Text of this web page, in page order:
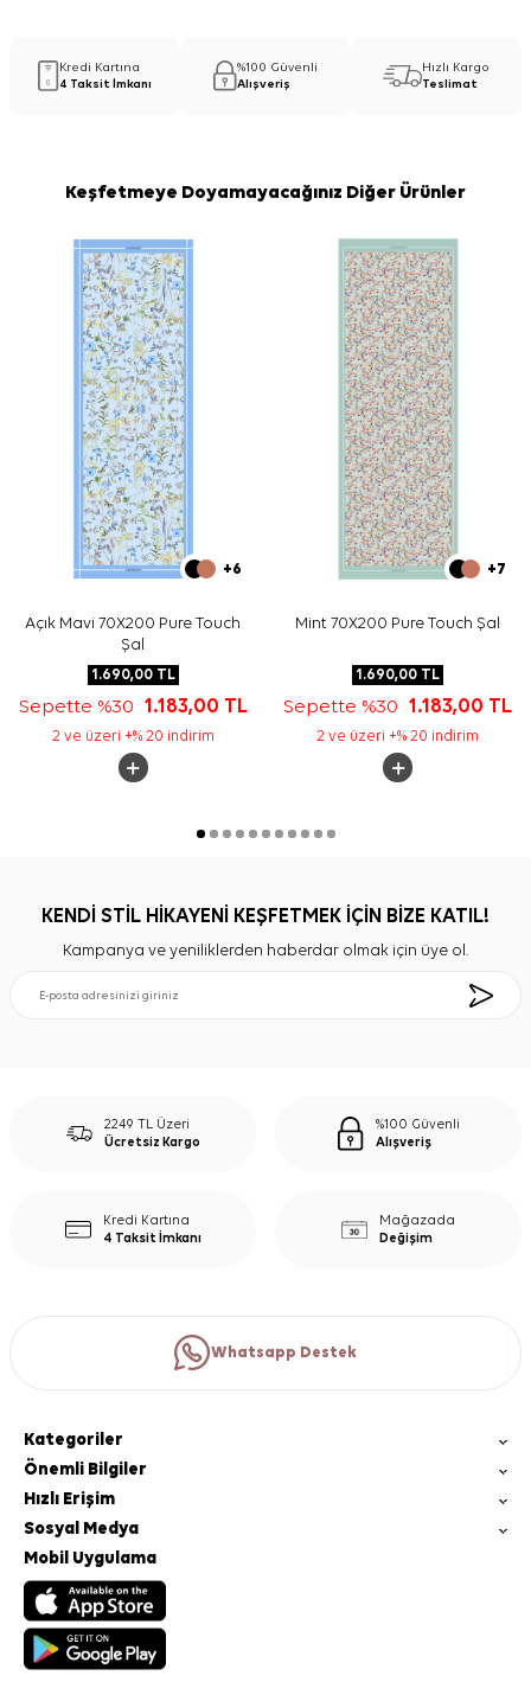
Kredi Kartına
4 Taksit İmkanı
%100 Güvenli
Alışveriş
Hızlı Kargo
Teslimat
Keşfetmeye Doyamayacağınız Diğer Ürünler
+6
Açık Mavi 70X200 Pure Touch
Şal
1.690,00TL
Sepette %30 1.183,00 TL
2 ve üzeri +% 20 indirim
+7
Mint 70X200 Pure Touch Şal
1.690,00 TL
Sepette %30 1.183,00 TL
2 ve üzeri +% 20 indirim
KENDİ STİL HİKAYENİ KEŞFETMEK İÇİN BİZE KATIL!
Kampanya ve yeniliklerden haberdar olmak için üye ol.
2249 TL Üzeri
Ücretsiz Kargo
%100 Güvenli
Alışveriş
Kredi Kartına
4 Taksit İmkanı
Mağazada
Değişim
Whatsapp Destek
Kategoriler
Önemli Bilgiler
Hızlı Erişim
Sosyal Medya
Mobil Uygulama